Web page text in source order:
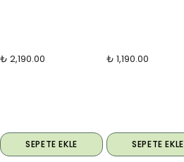
₺ 2,190.00
SEPETE EKLE
₺ 1,190.00
SEPETE EKLE